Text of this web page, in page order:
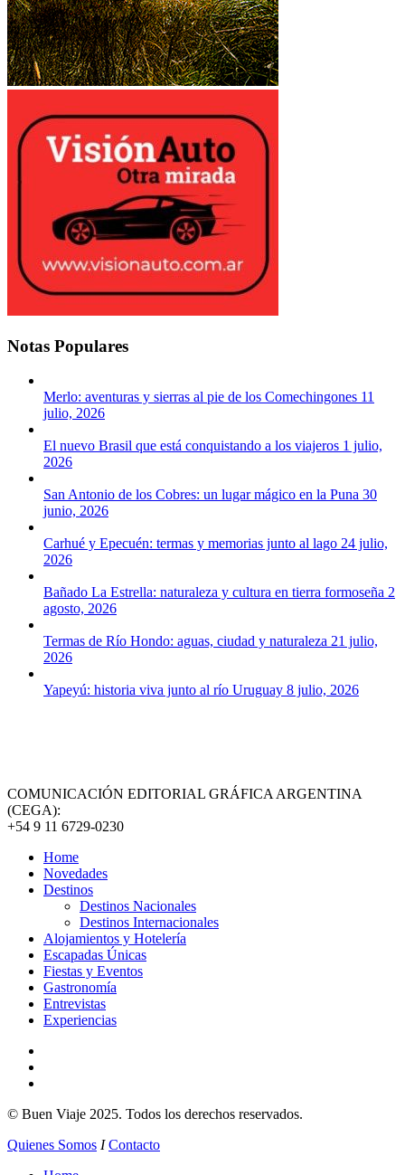
Notas Populares
Merlo: aventuras y sierras al pie de los Comechingones 11
julio, 2026
El nuevo Brasil que está conquistando a los viajeros 1 julio,
2026
San Antonio de los Cobres: un lugar mágico en la Puna 30
junio, 2026
Carhué y Epecuén: termas y memorias junto al lago 24 julio,
2026
Bañado La Estrella: naturaleza y cultura en tierra formoseña 2
agosto, 2026
Termas de Río Hondo: aguas, ciudad y naturaleza 21 julio,
2026
Yapeyú: historia viva junto al río Uruguay 8 julio, 2026
COMUNICACIÓN EDITORIAL GRÁFICA ARGENTINA
(CEGA):
+54 9 11 6729-0230
Home
Novedades
Destinos
Destinos Nacionales
Destinos Internacionales
Alojamientos y Hotelería
Escapadas Únicas
Fiestas y Eventos
Gastronomía
Entrevistas
Experiencias
© Buen Viaje 2025. Todos los derechos reservados.
Quienes Somos I Contacto